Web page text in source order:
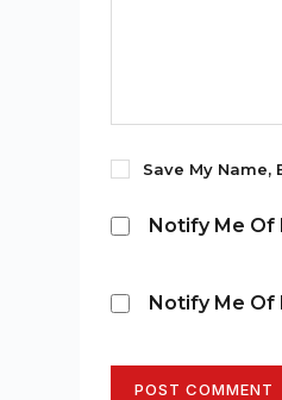
Save My
Notify Me Of
Notify Me Of
POST COMMENT